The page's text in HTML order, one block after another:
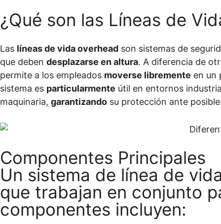
¿Qué son las Líneas de
Las líneas de vida overhead son sistemas de
que deben desplazarse en altura. A diferencia de
permite a los empleados moverse libremente en un
sistema es particularmente útil en entornos
maquinaria, garantizando su protección ante
Componentes Principales
Un sistema de línea de
que trabajan en conjunto
componentes incluyen: